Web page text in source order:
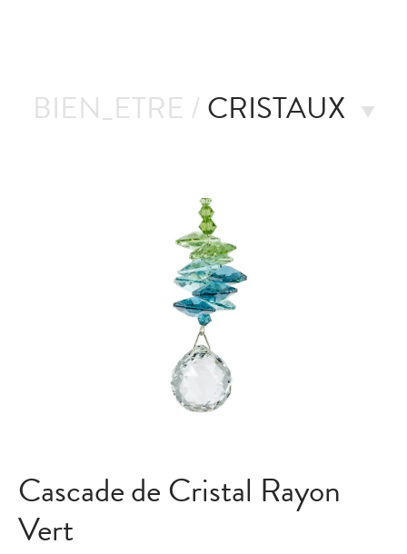
BIEN_ETRE / CRISTAUX
Cascade de Cristal Rayon
Vert